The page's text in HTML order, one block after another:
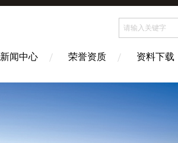
新闻中心 荣誉资质 资料下载